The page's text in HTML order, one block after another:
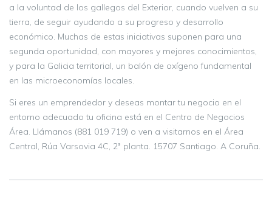
a la voluntad de los gallegos del Exterior, cuando vuelven a su
tierra, de seguir ayudando a su progreso y desarrollo
económico. Muchas de estas iniciativas suponen para una
segunda oportunidad, con mayores y mejores conocimientos,
y para la Galicia territorial, un balón de oxígeno fundamental
en las microeconomías locales.
Si eres un emprendedor y deseas montar tu negocio en el
entorno adecuado tu oficina está en el Centro de Negocios
Área. Llámanos (881 019 719) o ven a visitarnos en el Área
Central, Rúa Varsovia 4C, 2ª planta. 15707 Santiago. A Coruña.